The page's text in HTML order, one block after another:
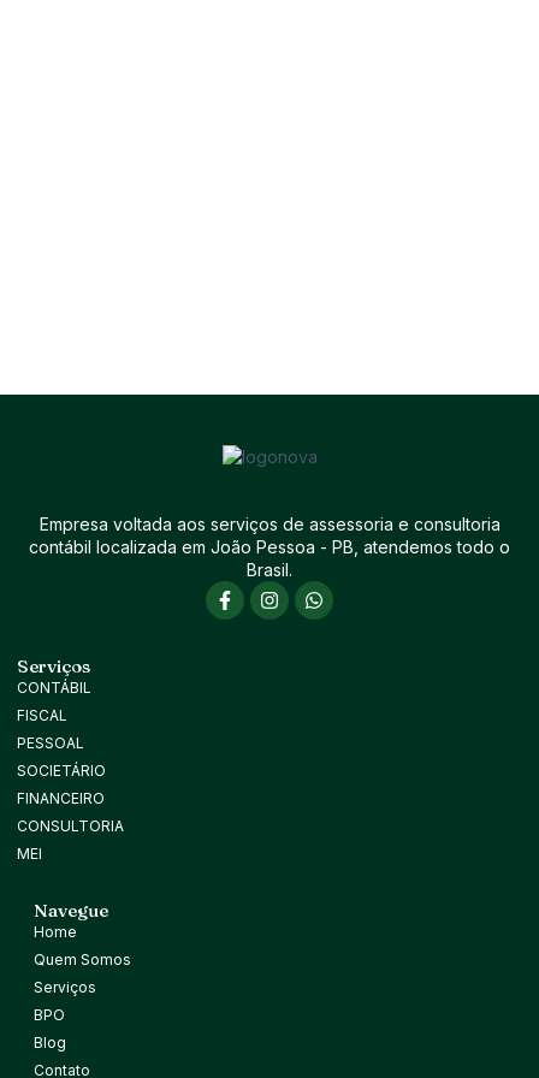
Empresa voltada aos serviços de assessoria e consultoria
contábil localizada em João Pessoa - PB, atendemos todo o
Brasil.
Serviços
CONTÁBIL
FISCAL
PESSOAL
SOCIETÁRIO
FINANCEIRO
CONSULTORIA
MEI
Navegue
Home
Quem Somos
Serviços
BPO
Blog
Contato